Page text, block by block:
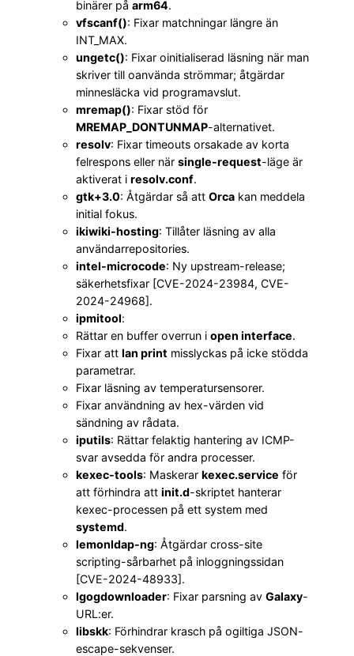
binärer på arm64.
vfscanf(): Fixar matchningar längre än
INT_MAX.
ungetc(): Fixar oinitialiserad läsning när man
skriver till oanvända strömmar; åtgärdar
minnesläcka vid programavslut.
mremap(): Fixar stöd för
MREMAP_DONTUNMAP-alternativet.
resolv: Fixar timeouts orsakade av korta
felrespons eller när single-request-läge är
aktiverat i resolv.conf.
gtk+3.0: Åtgärdar så att Orca kan meddela
initial fokus.
ikiwiki-hosting: Tillåter läsning av alla
användarrepositories.
intel-microcode: Ny upstream-release;
säkerhetsfixar [CVE-2024-23984, CVE-
2024-24968].
ipmitool:
Rättar en buffer overrun i open interface.
Fixar att lan print misslyckas på icke stödda
parametrar.
Fixar läsning av temperatursensorer.
Fixar användning av hex-värden vid
sändning av rådata.
iputils: Rättar felaktig hantering av ICMP-
svar avsedda för andra processer.
kexec-tools: Maskerar kexec.service för
att förhindra att init.d-skriptet hanterar
kexec-processen på ett system med
systemd.
lemonldap-ng: Åtgärdar cross-site
scripting-sårbarhet på inloggningssidan
[CVE-2024-48933].
lgogdownloader: Fixar parsning av Galaxy-
URL:er.
libskk: Förhindrar krasch på ogiltiga JSON-
escape-sekvenser.